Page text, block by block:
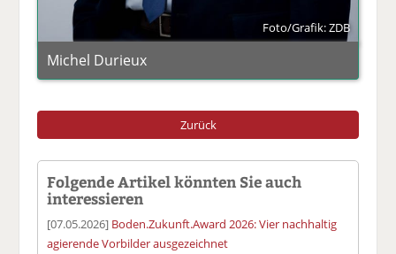
Foto/Grafik: ZDB
Michel Durieux
Zurück
Folgende Artikel könnten Sie auch
interessieren
[07.05.2026] Boden.Zukunft.Award 2026: Vier nachhaltig
agierende Vorbilder ausgezeichnet